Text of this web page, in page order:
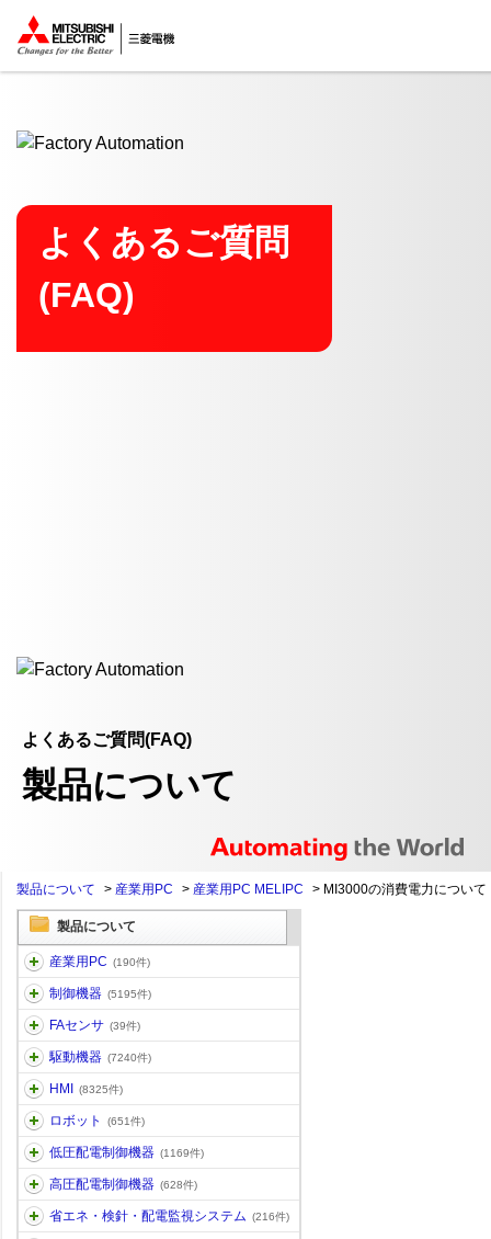
ここから本文
よくあるご質問
(FAQ)
よくあるご質問(FAQ)
製品について
製品について > 産業用PC > 産業用PC MELIPC > MI3000の消費電力について
製品について
産業用PC (190件)
制御機器 (5195件)
FAセンサ (39件)
駆動機器 (7240件)
HMI (8325件)
ロボット (651件)
低圧配電制御機器 (1169件)
高圧配電制御機器 (628件)
省エネ・検針・配電監視システム (216件)